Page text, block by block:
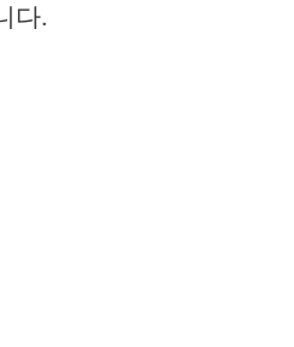
다.